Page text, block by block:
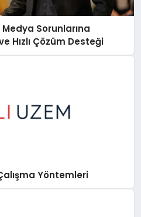
Sorunlarına
Hızlı Çözüm Desteği
Yöntemleri